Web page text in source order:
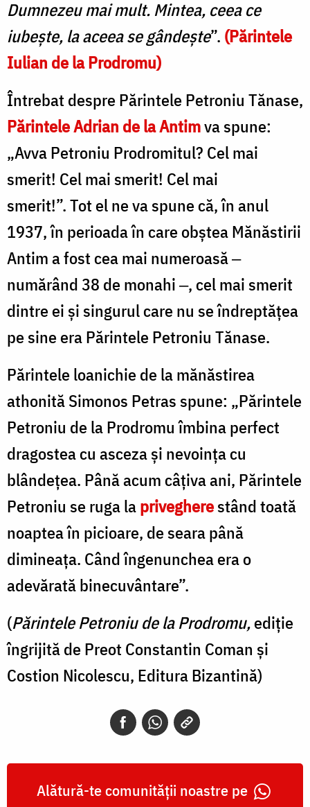
Dumnezeu mai mult. Mintea, ceea ce
iubeşte, la aceea se gândeşte”. (Părintele
Iulian de la Prodromu)
Întrebat despre Părintele Petroniu Tănase,
Părintele Adrian de la Antimva spune:
„Avva Petroniu Prodromitul? Cel mai
smerit! Cel mai smerit! Cel mai
smerit!”. Tot el ne va spune că, în anul
1937, în perioada în care obştea Mănăstirii
Antim a fost cea mai numeroasă ‒
numărând 38 de monahi ‒, cel mai smerit
dintre ei şi singurul care nu se îndreptăţea
pe sine era Părintele Petroniu Tănase.
Părintele loanichie de la mănăstirea
athonită Simonos Petras spune: „Părintele
Petroniu de la Prodromu îmbina per­fect
dragostea cu asceza şi nevoinţa cu
blândeţea. Până acum câţiva ani, Părintele
Petroniu se ruga laprivegherestând toată
noaptea în picioare, de seara până
dimineaţa. Când îngenun­chea era o
adevărată binecuvântare”.
(Părintele Petroniu de la Prodromu,ediție
îngrijită de Preot Constantin Coman și
Costion Nicolescu, Editura Bizantină)
Alătură-te comunității noastre pe